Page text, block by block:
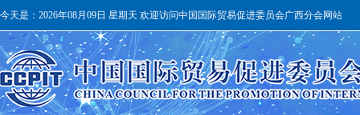
今天是： 2026年08月09日 星期天 欢迎访问中国国际贸易促进委员会广西分会网站